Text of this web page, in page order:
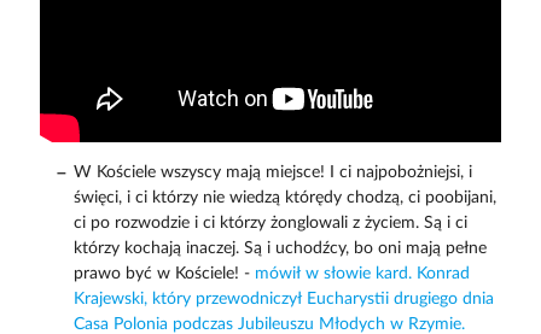
W Kościele wszyscy mają miejsce! I ci najpobożniejsi, i
święci, i ci którzy nie wiedzą którędy chodzą, ci poobijani,
ci po rozwodzie i ci którzy żonglowali z życiem. Są i ci
którzy kochają inaczej. Są i uchodźcy, bo oni mają pełne
prawo być w Kościele! - mówił w słowie kard. Konrad
Krajewski, który przewodniczył Eucharystii drugiego dnia
Casa Polonia podczas Jubileuszu Młodych w Rzymie.